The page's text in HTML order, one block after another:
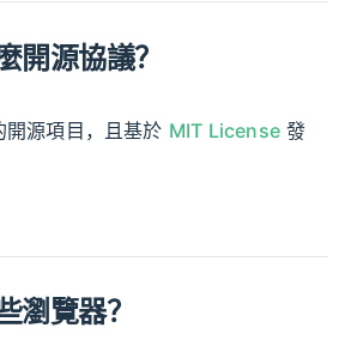
開源協議？
源項目，且基於 MIT License 發
瀏覽器？